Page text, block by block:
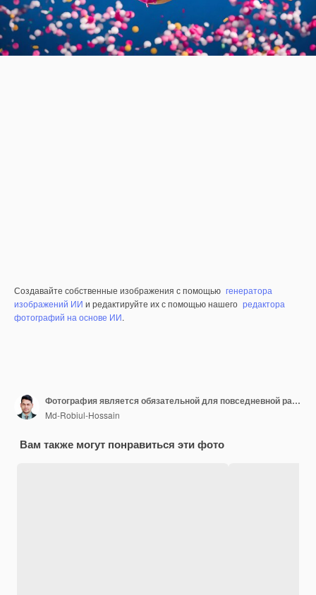
Создавайте собственные изображения с помощью генератора
изображений ИИ и редактируйте их с помощью нашего редактора
фотографий на основе ИИ.
Фотография является обязательной для повседневной работы, созданной ИИ Лучшая замечательная фотография
Md-Robiul-Hossain
Вам также могут понравиться эти фото